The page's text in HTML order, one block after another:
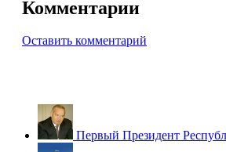
Комментарии
Оставить комментарий
Первый Президент